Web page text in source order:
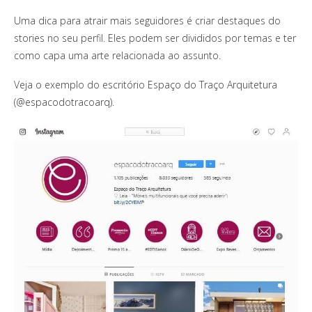
Uma dica para atrair mais seguidores é criar destaques do
stories no seu perfil. Eles podem ser divididos por temas e ter
como capa uma arte relacionada ao assunto.
Veja o exemplo do escritório Espaço do Traço Arquitetura
(@espacodotracoarq).